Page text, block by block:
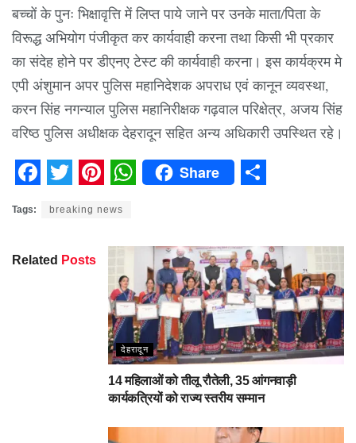
बच्चों के पुनः भिक्षावृत्ति में लिप्त पाये जाने पर उनके माता/पिता के
विरूद्ध अभियोग पंजीकृत कर कार्यवाही करना तथा किसी भी प्रकार
का संदेह होने पर डीएनए टेस्ट की कार्यवाही करना। इस कार्यक्रम मे
एपी अंशुमान अपर पुलिस महानिदेशक अपराध एवं कानून व्यवस्था,
करन सिंह नगन्याल पुलिस महानिरीक्षक गढ़वाल परिक्षेत्र, अजय सिंह
वरिष्ठ पुलिस अधीक्षक देहरादून सहित अन्य अधिकारी उपस्थित रहे।
Share
Tags: breaking news
Related Posts
देहरादून
14 महिलाओं को तीलू रौतेली, 35 आंगनवाड़ी
कार्यकत्रियों को राज्य स्तरीय सम्मान